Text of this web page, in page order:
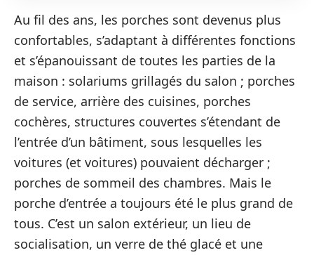
Au fil des ans, les porches sont devenus plus
confortables, s’adaptant à différentes fonctions
et s’épanouissant de toutes les parties de la
maison : solariums grillagés du salon ; porches
de service, arrière des cuisines, porches
cochères, structures couvertes s’étendant de
l’entrée d’un bâtiment, sous lesquelles les
voitures (et voitures) pouvaient décharger ;
porches de sommeil des chambres. Mais le
porche d’entrée a toujours été le plus grand de
tous. C’est un salon extérieur, un lieu de
socialisation, un verre de thé glacé et une